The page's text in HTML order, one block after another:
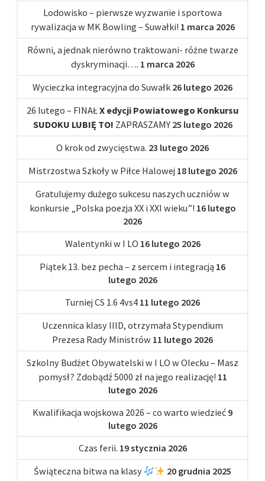
Lodowisko – pierwsze wyzwanie i sportowa
rywalizacja w MK Bowling – Suwałki! 1 marca 2026
Równi, a jednak nierówno traktowani- różne twarze
dyskryminacji…. 1 marca 2026
Wycieczka integracyjna do Suwałk 26 lutego 2026
26 lutego – FINAŁX edycji Powiatowego Konkursu
SUDOKU LUBIĘ TO! ZAPRASZAMY 25 lutego 2026
O krok od zwycięstwa. 23 lutego 2026
Mistrzostwa Szkoły w Piłce Halowej 18 lutego 2026
Gratulujemy dużego sukcesu naszych uczniów w
konkursie „Polska poezja XX i XXI wieku”! 16 lutego
2026
Walentynki w I LO 16 lutego 2026
Piątek 13. bez pecha – z sercem i integracją 16
lutego 2026
Turniej CS 1.6 4vs4 11 lutego 2026
Uczennica klasy IIID, otrzymała Stypendium
Prezesa Rady Ministrów 11 lutego 2026
Szkolny Budżet Obywatelski w I LO w Olecku – Masz
pomysł? Zdobądź 5000 zł na jego realizację! 11
lutego 2026
Kwalifikacja wojskowa 2026 – co warto wiedzieć 9
lutego 2026
Czas ferii. 19 stycznia 2026
Świąteczna bitwa na klasy
20 grudnia 2025